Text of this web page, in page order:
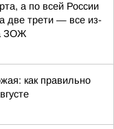
а по всей России
две трети — все из-
ЗОЖ
как правильно